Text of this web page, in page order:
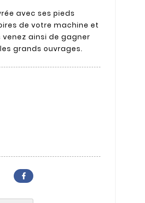
avec ses pieds
de votre machine et
venez ainsi de gagner
grands ouvrages.